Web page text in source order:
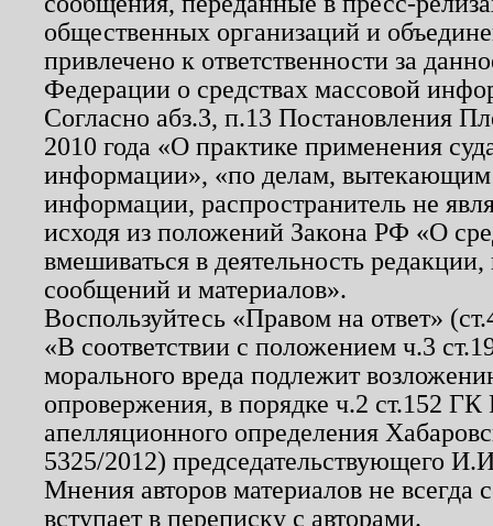
общественных организаций и
привлечено к ответственности за
Федерации о средствах массовой
Согласно абз.3, п.13 Постановления
2010 года «О практике применения
информации», «по делам, вытекающим
информации, распространитель не
исходя из положений Закона РФ «О
вмешиваться в деятельность
сообщений и материалов».
Воспользуйтесь «Правом на ответ»
«В соответствии с положением ч.3
морального вреда подлежит
опровержения, в порядке ч.2 ст.152
апелляционного определения
5325/2012) председательствующего
Мнения авторов материалов не
вступает в переписку с авторами.